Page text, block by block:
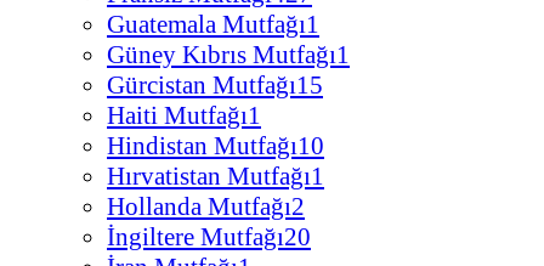
Guatemala Mutfağı1
Güney Kıbrıs Mutfağı1
Gürcistan Mutfağı15
Haiti Mutfağı1
Hindistan Mutfağı10
Hırvatistan Mutfağı1
Hollanda Mutfağı2
İngiltere Mutfağı20